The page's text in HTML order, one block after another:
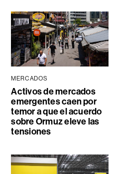
MERCADOS
Activos de mercados
emergentes caen por
temor a que el acuerdo
sobre Ormuz eleve las
tensiones